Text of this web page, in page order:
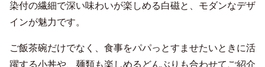
染付の繊細で深い味わいが楽しめる白磁と、モダンなデザ
インが魅力です。
ご飯茶碗だけでなく、食事をパパっとすませたいときに活
躍する小丼や、麺類も楽しめるどんぶりも合わせてご紹介